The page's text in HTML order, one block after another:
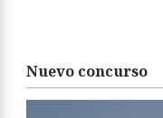
Nuevo concurso